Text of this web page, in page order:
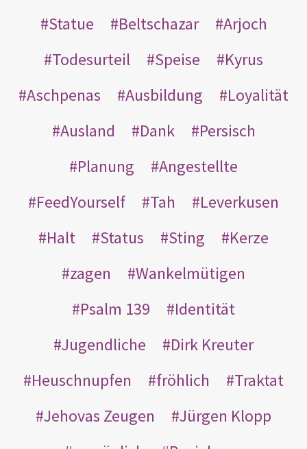
Statue
Beltschazar
Arjoch
Todesurteil
Speise
Kyrus
Aschpenas
Ausbildung
Loyalität
Ausland
Dank
Persisch
Planung
Angestellte
FeedYourself
Tah
Leverkusen
Halt
Status Sting
Kerze
zagen
Wankelmütigen
Psalm 139
Identität
Jugendliche
Dirk Kreuter
Heuschnupfen
fröhlich
Traktat
Jehovas Zeugen
Jürgen Klopp